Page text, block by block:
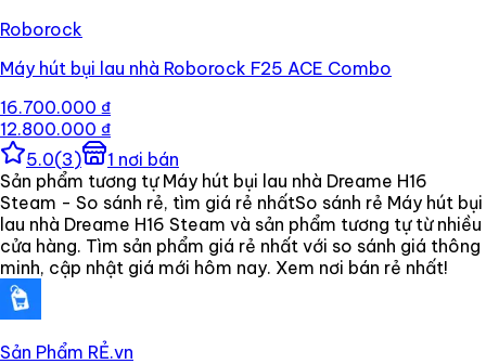
Roborock
Máy hút bụi lau nhà Roborock F25 ACE Combo
16.700.000 ₫
12.800.000 ₫
5.0(3) 1 nơi bán
Sản phẩm tương tự Máy hút bụi lau nhà Dreame H16
Steam - So sánh rẻ, tìm giá rẻ nhấtSo sánh rẻ Máy hút bụi
lau nhà Dreame H16 Steam và sản phẩm tương tự từ nhiều
cửa hàng. Tìm sản phẩm giá rẻ nhất với so sánh giá thông
minh, cập nhật giá mới hôm nay. Xem nơi bán rẻ nhất!
Sản Phẩm RẺ.vn